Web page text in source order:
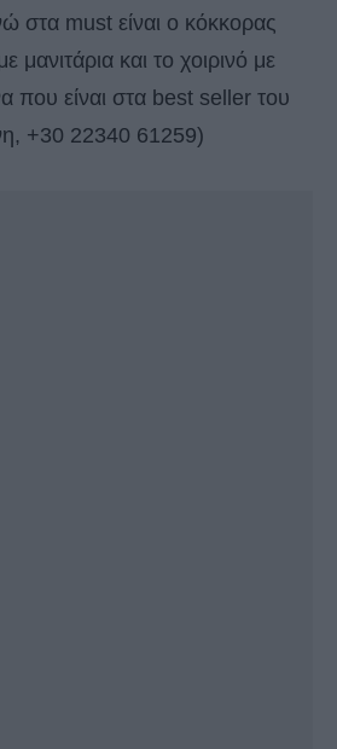
στα must είναι ο κόκκορας
μανιτάρια και το χοιρινό με
που είναι στα best seller του
+30 22340 61259)